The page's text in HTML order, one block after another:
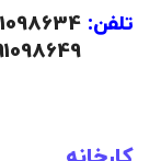
تلفن: